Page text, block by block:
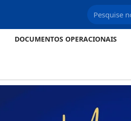
DOCUMENTOS OPERACIONAIS